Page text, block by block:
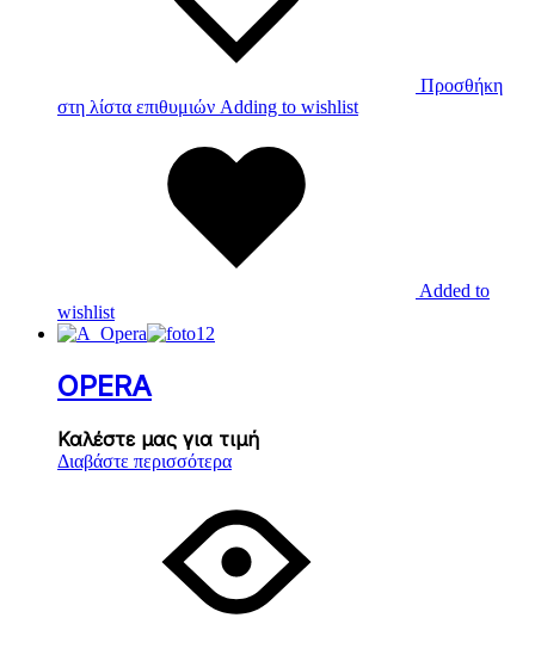
Προσθήκη
στη λίστα επιθυμιών Adding to wishlist
Added to
wishlist
OPERA
Καλέστε μας για τιμή
Διαβάστε περισσότερα